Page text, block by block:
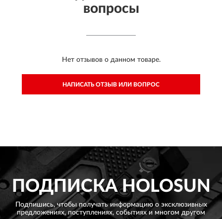
вопросы
Нет отзывов о данном товаре.
НАПИСАТЬ ОТЗЫВ ИЛИ ВОПРОС
ПОДПИСКАHOLOSUN
Подпишись, чтобы получать информацию о эксклюзивных
предложениях, поступлениях, событиях и многом другом